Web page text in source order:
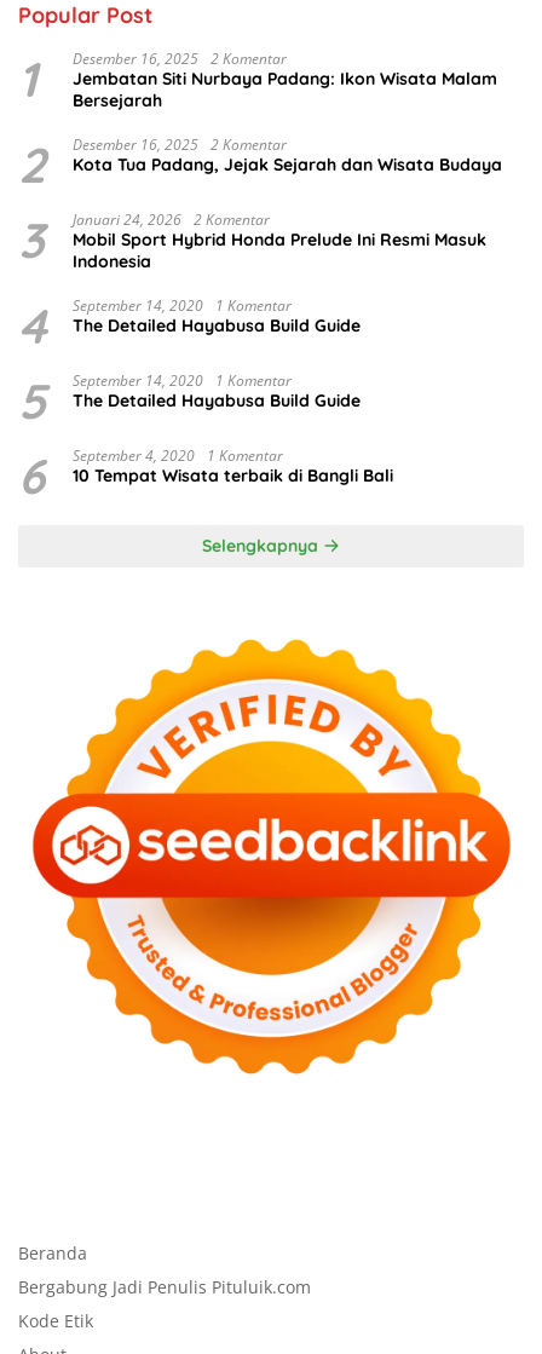
Popular Post
1 Desember 16, 2025 2 Komentar
Jembatan Siti Nurbaya Padang: Ikon Wisata Malam
Bersejarah
2 Desember 16, 2025 2 Komentar
Kota Tua Padang, Jejak Sejarah dan Wisata Budaya
3 Januari 24, 2026 2 Komentar
Mobil Sport Hybrid Honda Prelude Ini Resmi Masuk
Indonesia
4 September 14, 2020 1 Komentar
The Detailed Hayabusa Build Guide
5 September 14, 2020 1 Komentar
The Detailed Hayabusa Build Guide
6 September 4, 2020 1 Komentar
10 Tempat Wisata terbaik di Bangli Bali
Selengkapnya
Beranda
Bergabung Jadi Penulis Pituluik.com
Kode Etik